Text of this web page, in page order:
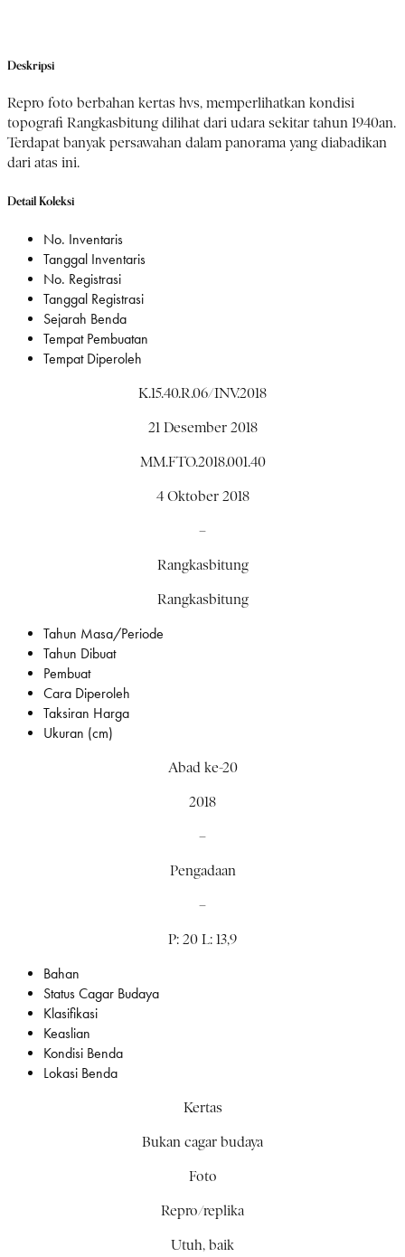
Deskripsi
Repro foto berbahan kertas hvs, memperlihatkan kondisi
topografi Rangkasbitung dilihat dari udara sekitar tahun 1940an.
Terdapat banyak persawahan dalam panorama yang diabadikan
dari atas ini.
Detail Koleksi
No. Inventaris
Tanggal Inventaris
No. Registrasi
Tanggal Registrasi
Sejarah Benda
Tempat Pembuatan
Tempat Diperoleh
K.15.40.R.06/INV.2018
21 Desember 2018
MM.FTO.2018.001.40
4 Oktober 2018
–
Rangkasbitung
Rangkasbitung
Tahun Masa/Periode
Tahun Dibuat
Pembuat
Cara Diperoleh
Taksiran Harga
Ukuran (cm)
Abad ke-20
2018
–
Pengadaan
–
P: 20 L: 13,9
Bahan
Status Cagar Budaya
Klasifikasi
Keaslian
Kondisi Benda
Lokasi Benda
Kertas
Bukan cagar budaya
Foto
Repro/replika
Utuh, baik